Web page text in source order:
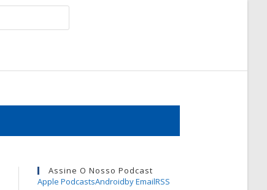
Assine O Nosso Podcast
Apple PodcastsAndroidby EmailRSS